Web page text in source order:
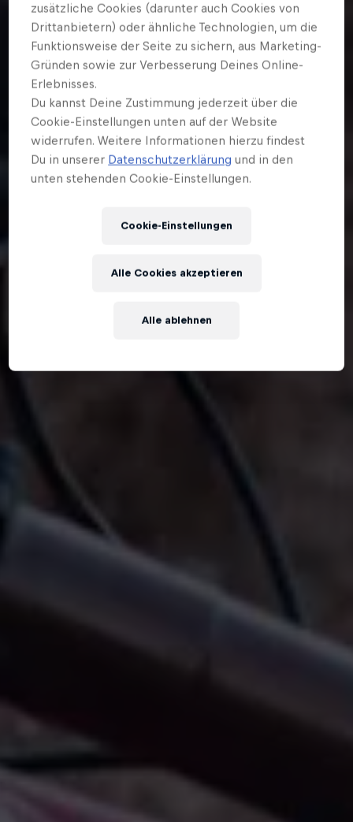
zusätzliche Cookies (darunter auch Cookies von
Drittanbietern) oder ähnliche Technologien, um die
Funktionsweise der Seite zu sichern, aus Marketing-
Gründen sowie zur Verbesserung Deines Online-
Erlebnisses.
Du kannst Deine Zustimmung jederzeit über die
Cookie-Einstellungen unten auf der Website
widerrufen. Weitere Informationen hierzu findest
Du in unserer Datenschutzerklärung und in den
unten stehenden Cookie-Einstellungen.
Cookie-Einstellungen
Alle ablehnen
Alle Cookies akzeptieren